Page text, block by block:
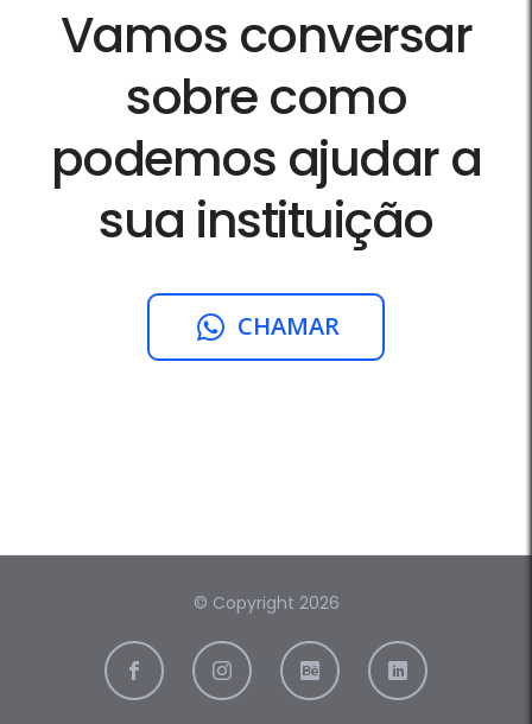
Vamos conversar
sobre como
podemos ajudar a
sua instituição
CHAMAR
© Copyright 2026